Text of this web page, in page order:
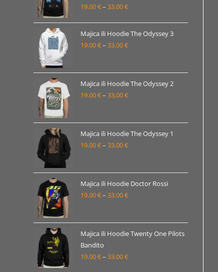
33.00 €
19.00€– 33.00€Raspon
od
19.00 €
Majica ili Hoodie The Odyssey 3
19.00€– 33.00€Raspon
od
19.00 €
do
Majica ili Hoodie The Odyssey 2
19.00€– 33.00€Raspon
od
19.00 €
do
Majica ili Hoodie The Odyssey 1
19.00€– 33.00€Raspon
od
19.00 €
do
Majica ili Hoodie Doctor Rossi
19.00€– 33.00€Raspon
od
19.00 €
33.00 €
Majica ili Hoodie Twenty One Pilots
Bandito
19.00€– 33.00€Raspon